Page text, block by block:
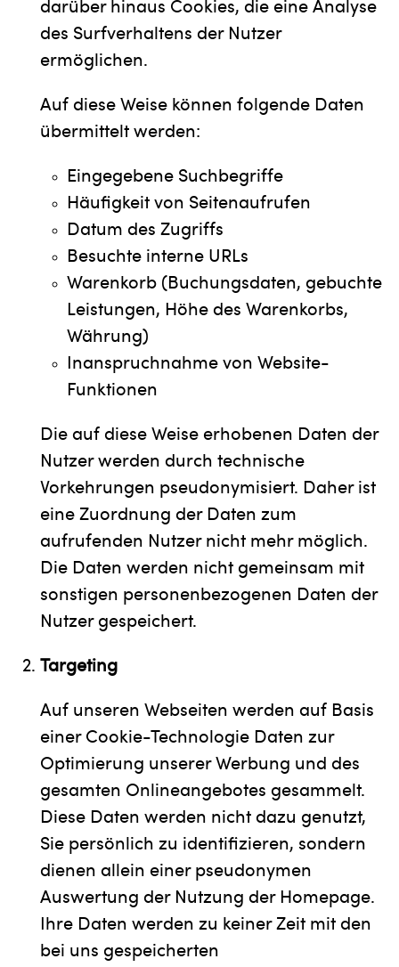
darüber hinaus Cookies, die eine Analyse
des Surfverhaltens der Nutzer
ermöglichen.
Auf diese Weise können folgende Daten
übermittelt werden:
Eingegebene Suchbegriffe
Häufigkeit von Seitenaufrufen
Datum des Zugriffs
Besuchte interne URLs
Warenkorb (Buchungsdaten, gebuchte
Leistungen, Höhe des Warenkorbs,
Währung)
Inanspruchnahme von Website-
Funktionen
Die auf diese Weise erhobenen Daten der
Nutzer werden durch technische
Vorkehrungen pseudonymisiert. Daher ist
eine Zuordnung der Daten zum
aufrufenden Nutzer nicht mehr möglich.
Die Daten werden nicht gemeinsam mit
sonstigen personenbezogenen Daten der
Nutzer gespeichert.
Targeting
Auf unseren Webseiten werden auf Basis
einer Cookie-Technologie Daten zur
Optimierung unserer Werbung und des
gesamten Onlineangebotes gesammelt.
Diese Daten werden nicht dazu genutzt,
Sie persönlich zu identifizieren, sondern
dienen allein einer pseudonymen
Auswertung der Nutzung der Homepage.
Ihre Daten werden zu keiner Zeit mit den
bei uns gespeicherten